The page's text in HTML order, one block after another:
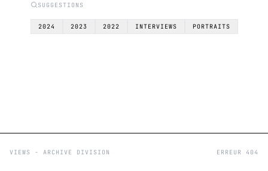
SUGGESTIONS
2024 2023 2022 INTERVIEWS PORTRAITS
VIEWS - ARCHIVE DIVISION ERREUR 404